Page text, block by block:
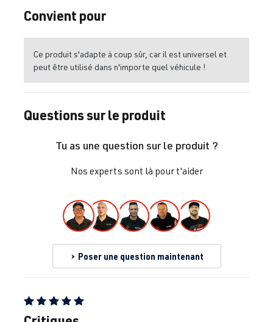
Convient pour
Ce produit s'adapte à coup sûr, car il est universel et
peut être utilisé dans n'importe quel véhicule !
Questions sur le produit
Tu as une question sur le produit ?
Nos experts sont là pour t'aider
Poser une question maintenant
Note moyenne de 5 sur 5 étoiles